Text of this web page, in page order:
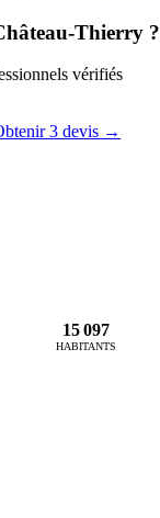
Thierry ?
vérifiés
3 devis →
15 097
HABITANTS